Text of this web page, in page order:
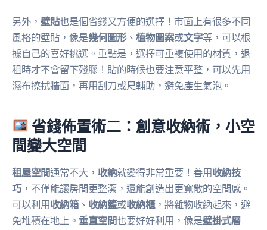
另外， 壁貼也是個省錢又方便的選擇！市面上有很多不同
風格的壁貼，像是幾何圖形、 植物圖案或文字等，可以根
據自己的喜好挑選。重點是，選擇可重複使用的材質，退
租時才不會留下殘膠！貼的時候也要注意平整，可以先用
濕布擦拭牆面，再用刮刀或尺輔助，避免產生氣泡。
省錢佈置術二：創意收納術，小空
間變大空間
租屋空間通常不大， 收納就變得非常重要！善用收納技
巧，不僅能讓房間更整潔，還能創造出更寬敞的空間感。
可以利用收納箱、 收納籃或收納櫃，將雜物收納起來，避
免堆積在地上。 垂直空間也要好好利用，像是壁掛式層